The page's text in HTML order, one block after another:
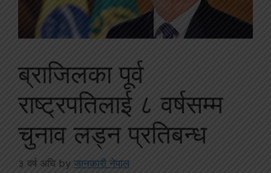
ब्राजिलका पूर्व
राष्ट्रपतिलाई ८ वर्षसम्म
चुनाव लड्न प्रतिबन्ध
३ वर्ष अघि by जानकारी नेपाल